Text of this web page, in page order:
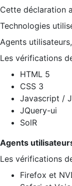
Cette déclaration
Technologies
Agents
Les vérifications
HTML 5
CSS 3
Javascript /
JQuery-ui
SolR
Agents
Les vérifications
Firefox et